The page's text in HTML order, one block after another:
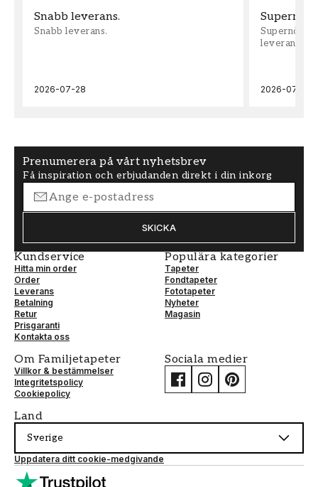
Snabb leverans.
Snabb leverans.
2026-07-28
leveran,
2026-07-22
Prenumerera på vårt nyhetsbrev
Få inspiration och erbjudanden direkt i din inkorg
SKICKA
Kundservice
Hitta min order
Order
Leverans
Betalning
Retur
Prisgaranti
Kontakta oss
Populära kategorier
Tapeter
Fondtapeter
Fototapeter
Nyheter
Magasin
Om Familjetapeter
Villkor & bestämmelser
Integritetspolicy
Cookiepolicy
Sociala medier
Land
Sverige
Uppdatera ditt cookie-medgivande